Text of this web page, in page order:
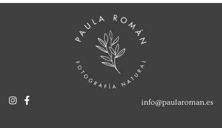
info@paularoman.es